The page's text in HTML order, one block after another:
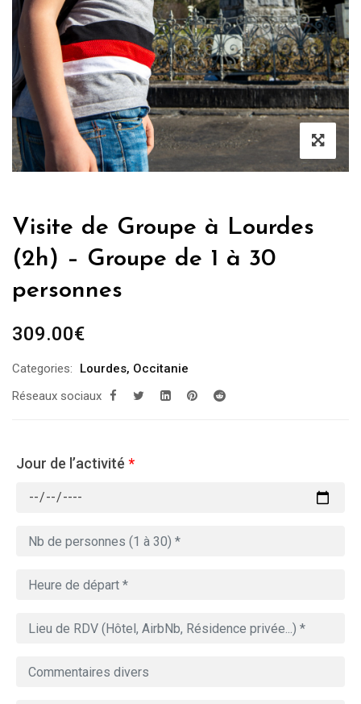
Visite de Groupe à Lourdes
(2h) – Groupe de 1 à 30
personnes
309.00€
Categories: Lourdes, Occitanie
Réseaux sociaux
Jour de l’activité *